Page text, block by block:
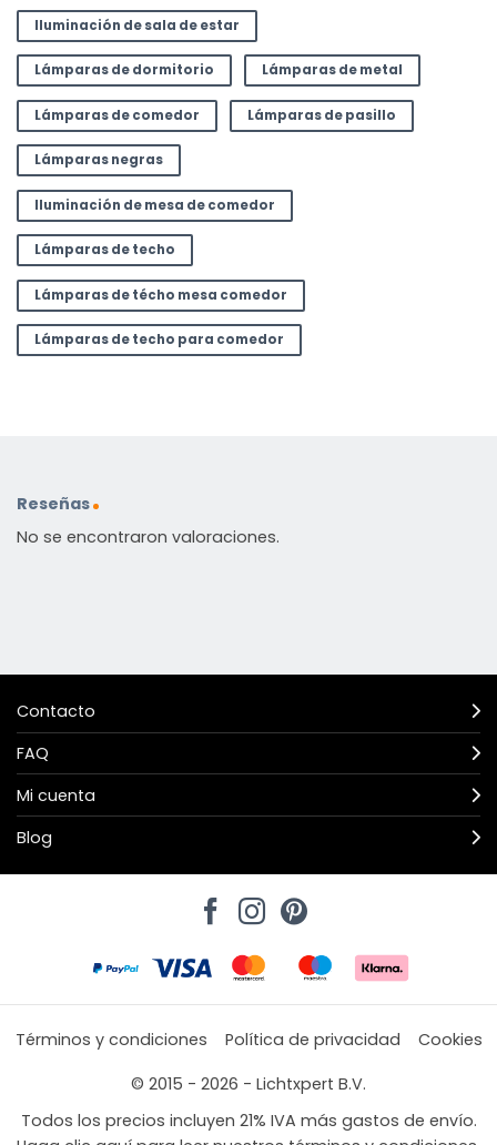
Iluminación de sala de estar
Lámparas de dormitorio Lámparas de metal
Lámparas de comedor Lámparas de pasillo
Lámparas negras
Iluminación de mesa de comedor
Lámparas de techo
Lámparas de técho mesa comedor
Lámparas de techo para comedor
Reseñas
No se encontraron valoraciones.
Contacto
FAQ
Mi cuenta
Blog
Términos y condiciones Política de privacidad
Cookies
© 2015 - 2026 - Lichtxpert B.V.
Todos los precios incluyen 21% IVA más gastos de envío.